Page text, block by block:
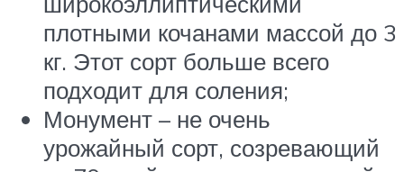
плотными кочанами массой до 3
кг. Этот сорт больше всего
подходит для соления;
Монумент – не очень
урожайный сорт, созревающий